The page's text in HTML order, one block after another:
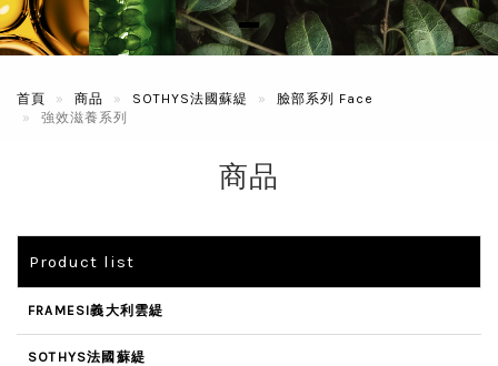
首頁 商品 SOTHYS法國蘇緹
臉部系列 Face
強效滋養系列
商品
Product list
FRAMESI義大利雲緹
SOTHYS法國蘇緹